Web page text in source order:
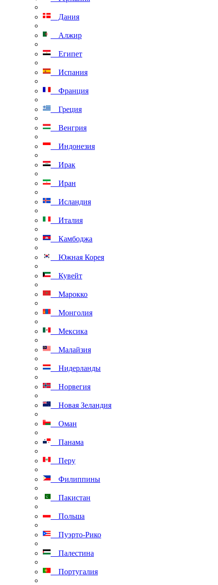
Дания
Алжир
Египет
Испания
Франция
Греция
Венгрия
Индонезия
Ирак
Иран
Исландия
Италия
Камбоджа
Южная Корея
Кувейт
Марокко
Монголия
Мексика
Малайзия
Нидерланды
Норвегия
Новая Зеландия
Оман
Панама
Перу
Филиппины
Пакистан
Польша
Пуэрто-Рико
Палестина
Португалия